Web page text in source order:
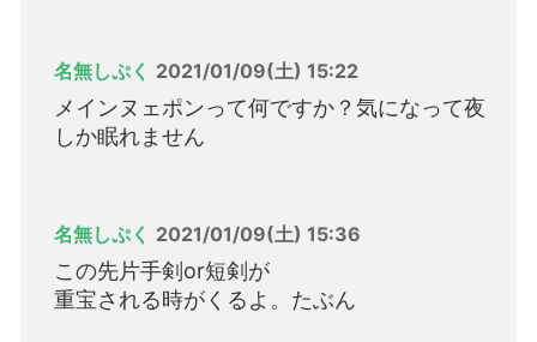
名無しぷく 2021/01/09(土) 15:22
メインヌェポンって何ですか？気になって夜
しか眠れません
名無しぷく 2021/01/09(土) 15:36
この先片手剣or短剣が
重宝される時がくるよ。たぶん